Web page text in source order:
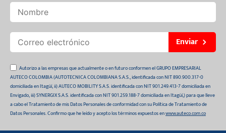
Enviar
Autorizo a las empresas que actualmente o en futuro conformen el GRUPO EMPRESARIAL
AUTECO COLOMBIA (AUTOTECNICA COLOMBIANA S.A.S., identificada con NIT 890.900.317-0
domiciliada en Itagüí, ii) AUTECO MOBILITY S.A.S. identificada con NIT 901.249.413-7 domiciliada en
Envigado, iii) SYNERGIX S.A.S. identificada con NIT 901.259.188-7 domiciliada en Itagüí,) para que lleve
a cabo el Tratamiento de mis Datos Personales de conformidad con su Política de Tratamiento de
Datos Personales. Confirmo que he leído y acepto los términos expuestos enwww.auteco.com.co